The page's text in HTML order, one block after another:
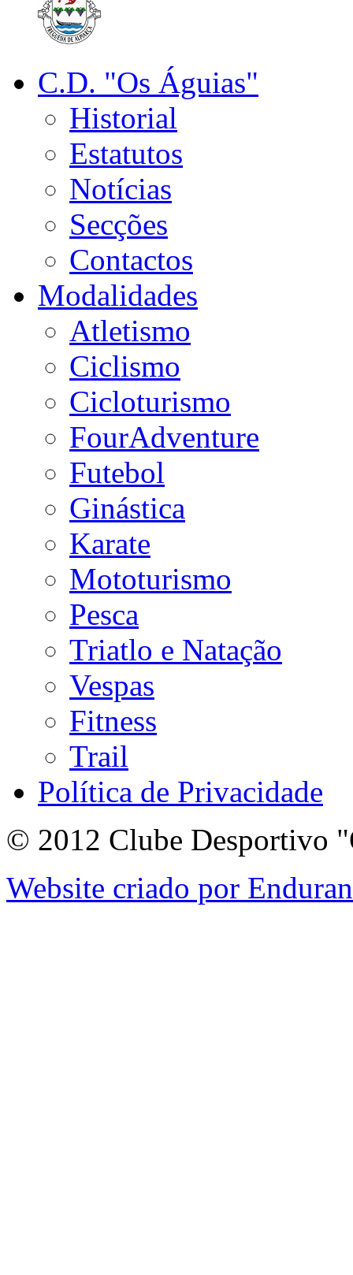
C.D. "Os Águias"
Historial
Estatutos
Notícias
Secções
Contactos
Modalidades
Atletismo
Ciclismo
Cicloturismo
FourAdventure
Futebol
Ginástica
Karate
Mototurismo
Pesca
Triatlo e Natação
Vespas
Fitness
Trail
Política de Privacidade
© 2012 Clube Desportivo
Website criado por